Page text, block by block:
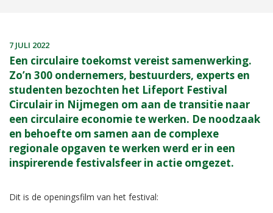
7 JULI 2022
Een circulaire toekomst vereist samenwerking.
Zo’n 300 ondernemers, bestuurders, experts en
studenten bezochten het Lifeport Festival
Circulair in Nijmegen om aan de transitie naar
een circulaire economie te werken. De noodzaak
en behoefte om samen aan de complexe
regionale opgaven te werken werd er in een
inspirerende festivalsfeer in actie omgezet.
Dit is de openingsfilm van het festival: